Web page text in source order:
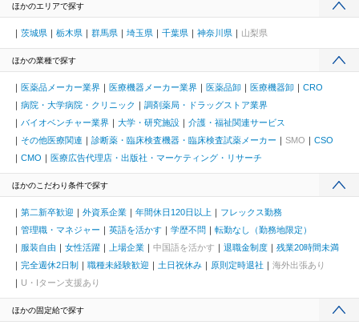
ほかのエリアで探す
茨城県 栃木県 群馬県 埼玉県 千葉県 神奈川県 山梨県
ほかの業種で探す
医薬品メーカー業界 医療機器メーカー業界 医薬品卸 医療機器卸
CRO
病院・大学病院・クリニック
調剤薬局・ドラッグストア業界
バイオベンチャー業界
大学・研究施設
介護・福祉関連サービス
その他医療関連
診断薬・臨床検査機器・臨床検査試薬メーカー SMO
CSO
CMO
医療広告代理店・出版社・マーケティング・リサーチ
ほかのこだわり条件で探す
第二新卒歓迎 外資系企業 年間休日120日以上
フレックス勤務
管理職・マネジャー
英語を活かす 学歴不問
転勤なし（勤務地限定）
服装自由
女性活躍 上場企業 中国語を活かす 退職金制度
残業20時間未満
完全週休2日制
職種未経験歓迎 土日祝休み 原則定時退社
海外出張あり
U・Iターン支援あり
ほかの固定給で探す